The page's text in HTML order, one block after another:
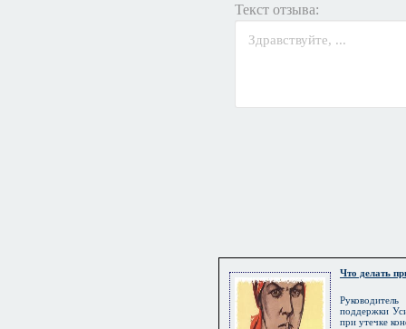
Текст отзыва:
Что делать
поддержки
при утечке